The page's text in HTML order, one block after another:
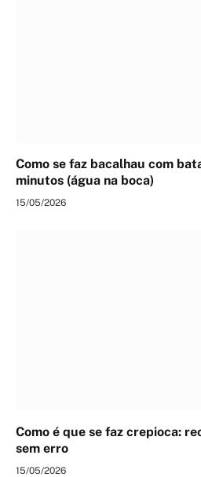
Como se faz bacalhau com
minutos (água na boca)
15/05/2026
Como é que se faz crepioca:
sem erro
15/05/2026